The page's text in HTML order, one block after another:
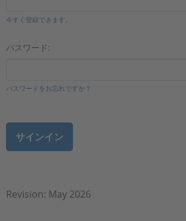
今すぐ登録できます。
パスワード:
パスワードをお忘れですか？
Revision: May 2026